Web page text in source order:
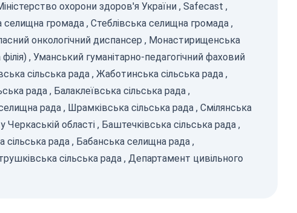
охорони здоров'я України , Safecast ,
селищна громада , Стеблівська селищна громада ,
онкологічний диспансер , Монастирищенська
, Уманський гуманітарно-педагогічний фаховий
сільська рада , Жаботинська сільська рада ,
рада , Балаклеївська сільська рада ,
рада , Шрамківська сільська рада , Смілянська
Черкаській області , Баштечківська сільська рада ,
сільська рада , Бабанська селищна рада ,
сільська рада , Департамент цивільного